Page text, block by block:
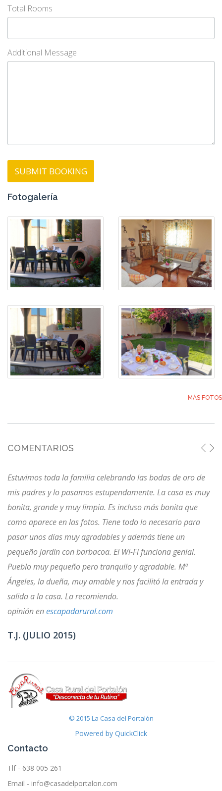
Total Rooms
Additional Message
Fotogalería
MÁS FOTOS
COMENTARIOS
Estuvimos toda la familia celebrando las bodas de oro de
mis padres y lo pasamos estupendamente. La casa es muy
bonita, grande y muy limpia. Es incluso más bonita que
como aparece en las fotos. Tiene todo lo necesario para
pasar unos días muy agradables y además tiene un
pequeño jardín con barbacoa. El Wi-Fi funciona genial.
Pueblo muy pequeño pero tranquilo y agradable. Mª
Ángeles, la dueña, muy amable y nos facilitó la entrada y
salida a la casa. La recomiendo.
opinión enescapadarural.com
T.J. (JULIO 2015)
© 2015 La Casa del Portalón
Powered by QuickClick
Contacto
Tlf - 638 005 261
Email - info@casadelportalon.com